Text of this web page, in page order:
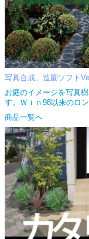
写真合成、造園ソフト
お庭のイメージを写真
す。Ｗｉｎ98以来のロ
商品一覧へ